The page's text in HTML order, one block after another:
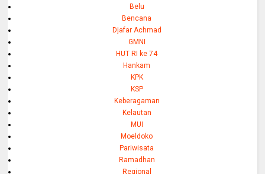
Belu
Bencana
Djafar Achmad
GMNI
HUT RI ke 74
Hankam
KPK
KSP
Keberagaman
Kelautan
MUI
Moeldoko
Pariwisata
Ramadhan
Regional